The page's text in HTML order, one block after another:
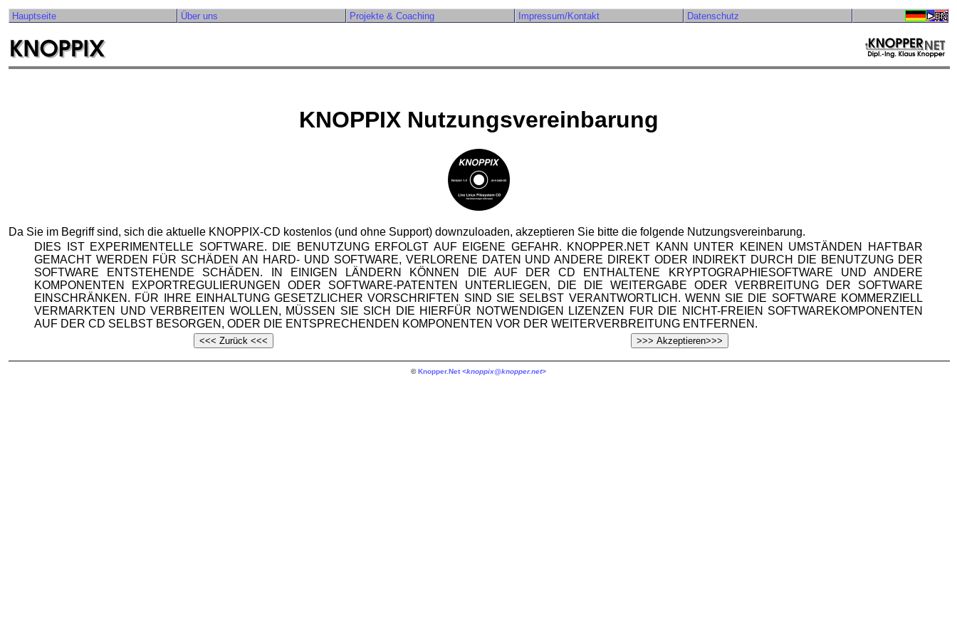
Hauptseite Über uns Projekte & Coaching Impressum/Kontakt Datenschutz
KNOPPIX Nutzungsvereinbarung
Da Sie im Begriff sind, sich die aktuelle KNOPPIX-CD kostenlos (und ohne Support) downzuloaden, akzeptieren Sie bitte die folgende Nutzungsvereinbarung.
DIES IST EXPERIMENTELLE SOFTWARE. DIE BENUTZUNG ERFOLGT AUF EIGENE GEFAHR. KNOPPER.NET KANN UNTER KEINEN UMSTÄNDEN HAFTBAR
GEMACHT WERDEN FÜR SCHÄDEN AN HARD- UND SOFTWARE, VERLORENE DATEN UND ANDERE DIREKT ODER INDIREKT DURCH DIE BENUTZUNG DER
SOFTWARE ENTSTEHENDE SCHÄDEN. IN EINIGEN LÄNDERN KÖNNEN DIE AUF DER CD ENTHALTENE KRYPTOGRAPHIESOFTWARE UND ANDERE
KOMPONENTEN EXPORTREGULIERUNGEN ODER SOFTWARE-PATENTEN UNTERLIEGEN, DIE DIE WEITERGABE ODER VERBREITUNG DER SOFTWARE
EINSCHRÄNKEN. FÜR IHRE EINHALTUNG GESETZLICHER VORSCHRIFTEN SIND SIE SELBST VERANTWORTLICH. WENN SIE DIE SOFTWARE KOMMERZIELL
VERMARKTEN UND VERBREITEN WOLLEN, MÜSSEN SIE SICH DIE HIERFÜR NOTWENDIGEN LIZENZEN FUR DIE NICHT-FREIEN SOFTWAREKOMPONENTEN
AUF DER CD SELBST BESORGEN, ODER DIE ENTSPRECHENDEN KOMPONENTEN VOR DER WEITERVERBREITUNG ENTFERNEN.
©Knopper.Net <knoppix@knopper.net>